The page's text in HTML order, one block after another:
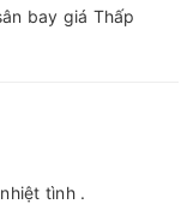
bay giá Thấp
tình .